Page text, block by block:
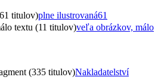
titulov)plne ilustrovaná61
textu (11 titulov)veľa obrázkov, málo
(335 titulov)Nakladatelství